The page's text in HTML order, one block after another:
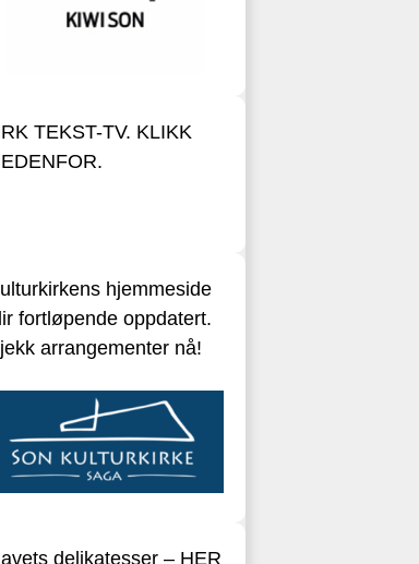
TEKST-TV. KLIKK
hjemmeside
fortløpende oppdatert.
arrangementer nå!
delikatesser – HER